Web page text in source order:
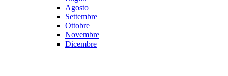
Agosto
Settembre
Ottobre
Novembre
Dicembre